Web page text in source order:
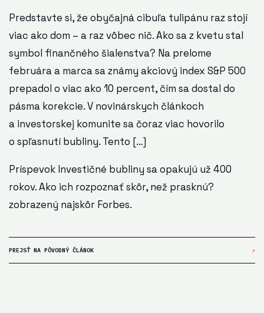
Predstavte si, že obyčajná cibuľa tulipánu raz stojí
viac ako dom – a raz vôbec nič. Ako sa z kvetu stal
symbol finančného šialenstva? Na prelome
februára a marca sa známy akciový index S&P 500
prepadol o viac ako 10 percent, čím sa dostal do
pásma korekcie. V novinárskych článkoch
a investorskej komunite sa čoraz viac hovorilo
o spľasnutí bubliny. Tento […]
Príspevok Investičné bubliny sa opakujú už 400
rokov. Ako ich rozpoznať skôr, než prasknú?
zobrazený najskôr Forbes.
PREJSŤ NA PÔVODNÝ ČLÁNOK ↗